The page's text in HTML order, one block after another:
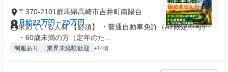
〒370-2101群馬県高崎市吉井町南陽台
月給22万円～25万円
求めている人材 【必須】 ・普通自動車免許（AT限定不可）
・60歳未満の方（定年のた...
制服あり 業界未経験歓迎 +14個